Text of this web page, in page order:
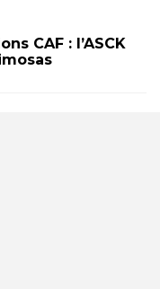
CAF : l’ASCK